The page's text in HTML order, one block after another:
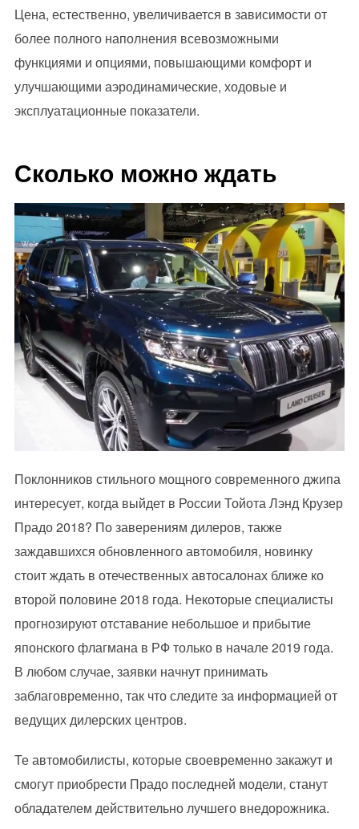
Цена, естественно, увеличивается в зависимости от
более полного наполнения всевозможными
функциями и опциями, повышающими комфорт и
улучшающими аэродинамические, ходовые и
эксплуатационные показатели.
Сколько можно ждать
Поклонников стильного мощного современного джипа
интересует, когда выйдет в России Тойота Лэнд Крузер
Прадо 2018? По заверениям дилеров, также
заждавшихся обновленного автомобиля, новинку
стоит ждать в отечественных автосалонах ближе ко
второй половине 2018 года. Некоторые специалисты
прогнозируют отставание небольшое и прибытие
японского флагмана в РФ только в начале 2019 года.
В любом случае, заявки начнут принимать
заблаговременно, так что следите за информацией от
ведущих дилерских центров.
Те автомобилисты, которые своевременно закажут и
смогут приобрести Прадо последней модели, станут
обладателем действительно лучшего внедорожника.